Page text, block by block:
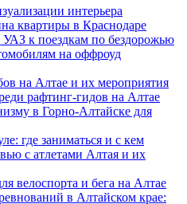
интерьера
квартиры в Краснодаре
УАЗ к поездкам по бездорожью
на оффроуд
на Алтае и их мероприятия
рафтинг-гидов на Алтае
в Горно-Алтайске для
где заниматься и с кем
с атлетами Алтая и их
велоспорта и бега на Алтае
в Алтайском крае: